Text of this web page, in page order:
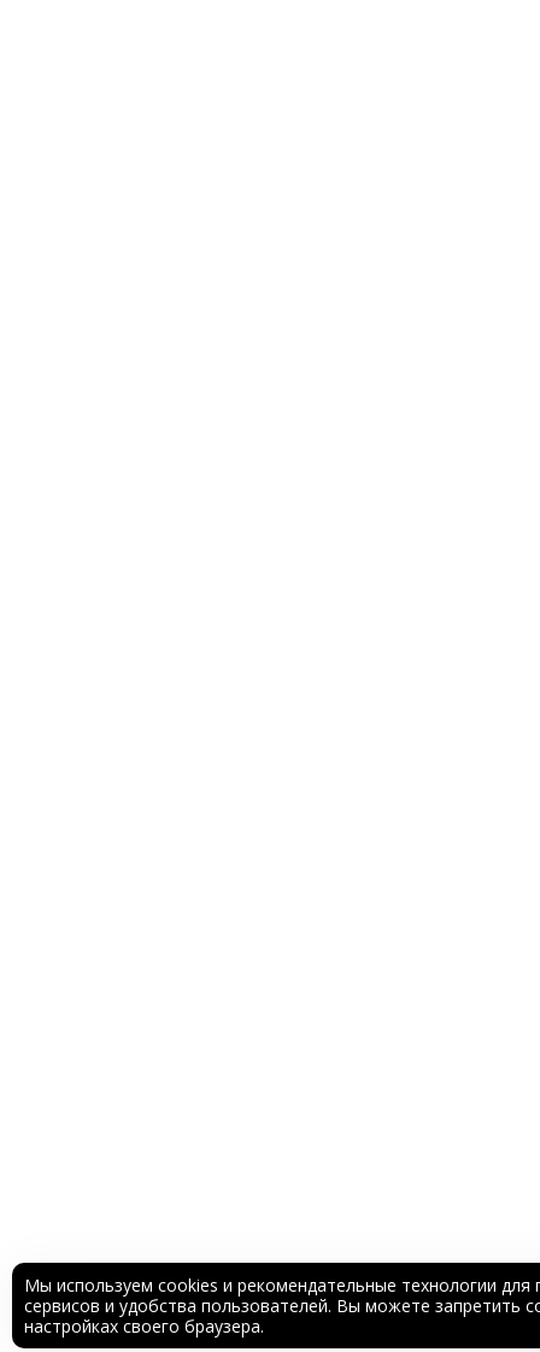
Мы используем cookies и рекомендательные технологии для
сервисов и удобства пользователей. Вы можете запретить
настройках своего браузера.